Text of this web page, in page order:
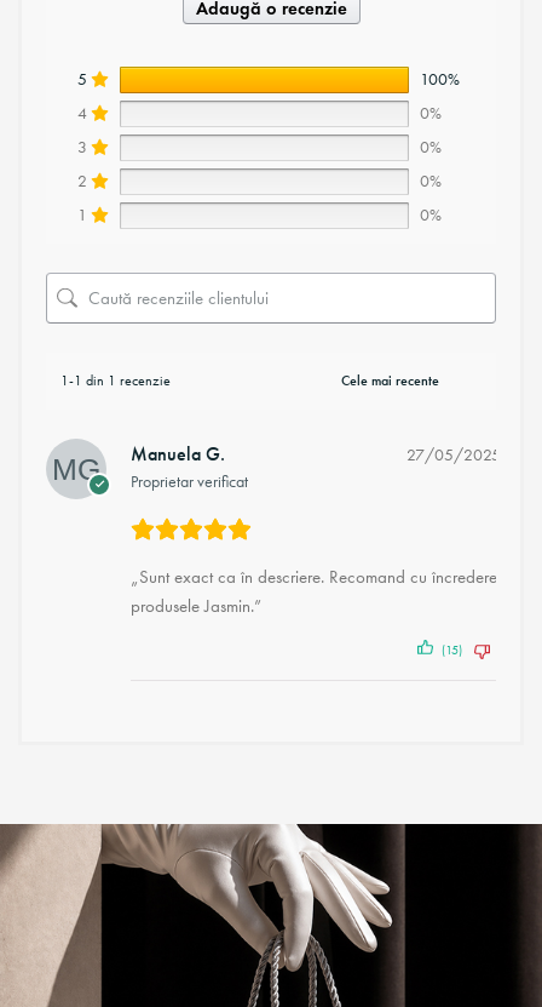
Adaugă o recenzie
5
100%
4
0%
3
0%
2
0%
1
0%
1-1 din 1 recenzie
Manuela G.
Proprietar verificat
27/05/2025
„Sunt exact ca în descriere. Recomand cu încredere
produsele Jasmin.”
(15)